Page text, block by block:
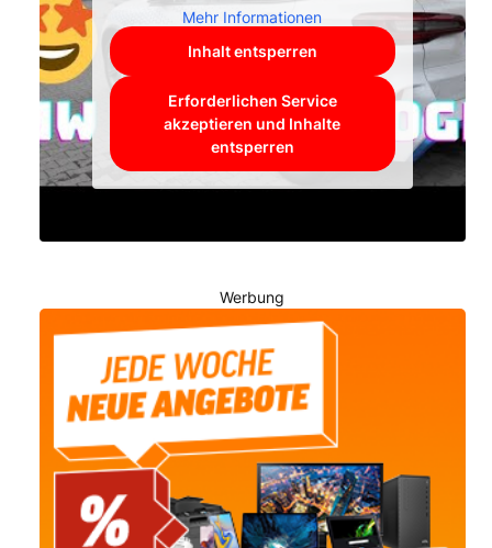
Mehr Informationen
Inhalt entsperren
Erforderlichen Service
akzeptieren und Inhalte
entsperren
Werbung